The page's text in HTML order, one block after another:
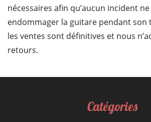
nécessaires afin qu’aucun incident
endommager la guitare pendant son
les ventes sont définitives et nous
retours.
Catégories